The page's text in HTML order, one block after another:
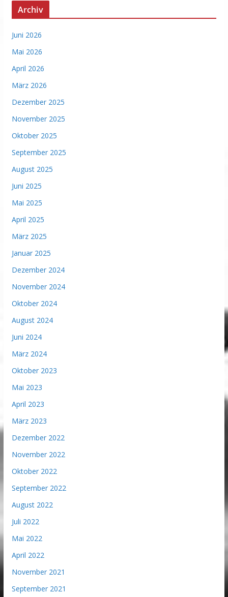
Archiv
Juni 2026
Mai 2026
April 2026
März 2026
Dezember 2025
November 2025
Oktober 2025
September 2025
August 2025
Juni 2025
Mai 2025
April 2025
März 2025
Januar 2025
Dezember 2024
November 2024
Oktober 2024
August 2024
Juni 2024
März 2024
Oktober 2023
Mai 2023
April 2023
März 2023
Dezember 2022
November 2022
Oktober 2022
September 2022
August 2022
Juli 2022
Mai 2022
April 2022
November 2021
September 2021